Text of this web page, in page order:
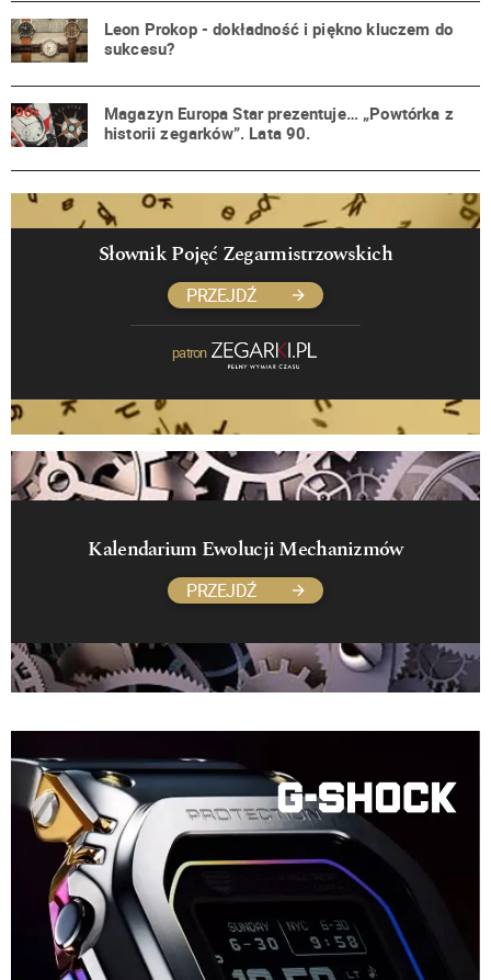
Leon Prokop - dokładność i piękno kluczem do
sukcesu?
Magazyn Europa Star prezentuje… „Powtórka z
historii zegarków”. Lata 90.
Słownik Pojęć Zegarmistrzowskich
PRZEJDŹ
patron
Kalendarium Ewolucji Mechanizmów
PRZEJDŹ